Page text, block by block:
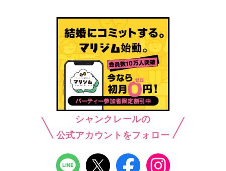
シャンクレールの
公式アカウントをフォロー